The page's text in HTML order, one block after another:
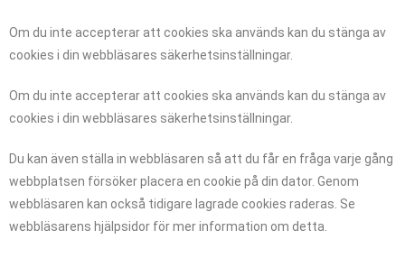
Om du inte accepterar att cookies ska används kan du stänga av
cookies i din webbläsares säkerhetsinställningar.
Om du inte accepterar att cookies ska används kan du stänga av
cookies i din webbläsares säkerhetsinställningar.
Du kan även ställa in webbläsaren så att du får en fråga varje gång
webbplatsen försöker placera en cookie på din dator. Genom
webbläsaren kan också tidigare lagrade cookies raderas. Se
webbläsarens hjälpsidor för mer information om detta.